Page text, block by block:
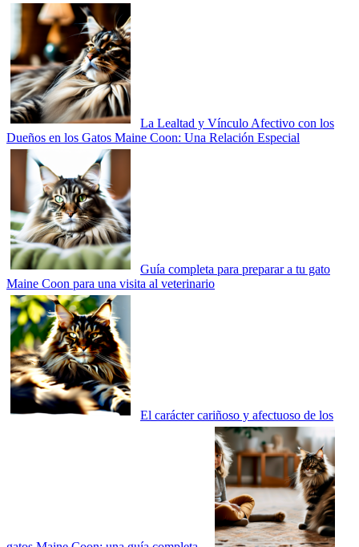
La Lealtad y Vínculo Afectivo con los
Dueños en los Gatos Maine Coon: Una Relación Especial
Guía completa para preparar a tu gato
Maine Coon para una visita al veterinario
El carácter cariñoso y afectuoso de los